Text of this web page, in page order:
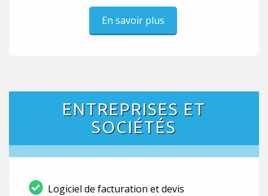
En savoir plus
ENTREPRISES ET
SOCIÉTÉS
Logiciel de facturation et devis